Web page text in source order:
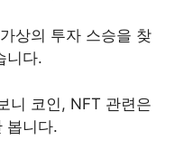
상의 투자 스승을 찾
니다.
니 코인, NFT 관련은
봅니다.